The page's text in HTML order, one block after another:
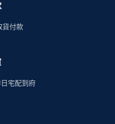
貨付款
宅配到府